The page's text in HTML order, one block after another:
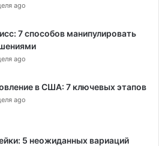
ago
7 способов манипулировать
ago
в США: 7 ключевых этапов
ago
5 неожиданных вариаций